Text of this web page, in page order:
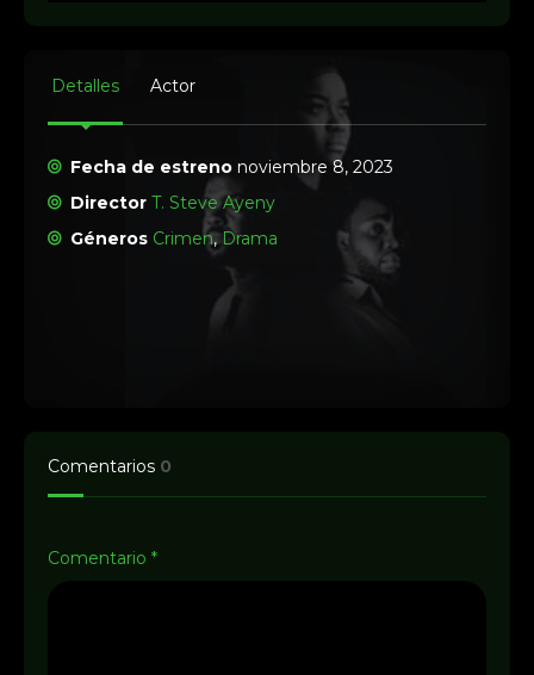
Detalles Actor
Fecha de estreno noviembre 8, 2023
Director T. Steve Ayeny
Géneros Crimen,Drama
Comentarios 0
Comentario *